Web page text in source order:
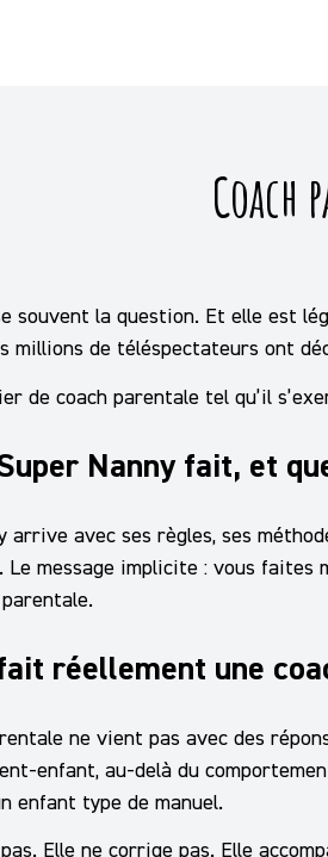
souvent la question. Et elle est
millions de téléspectateurs ont
de coach parentale tel qu’il
Nanny fait, et
arrive avec ses règles, ses
Le message implicite : vous faites
réellement une
ne vient pas avec des
enfant, au-delà du
enfant type de manuel.
Elle ne corrige pas. Elle